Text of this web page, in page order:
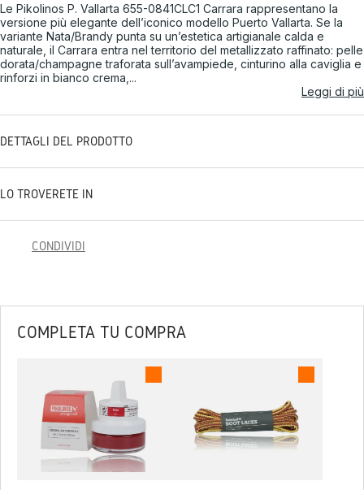
Le Pikolinos P. Vallarta 655-0841CLC1 Carrara rappresentano la
versione più elegante dell’iconico modello Puerto Vallarta. Se la
variante Nata/Brandy punta su un’estetica artigianale calda e
naturale, il Carrara entra nel territorio del metallizzato raffinato: pelle
dorata/champagne traforata sull’avampiede, cinturino alla caviglia e
rinforzi in bianco crema,...
Leggi di più
DETTAGLI DEL PRODOTTO
LO TROVERETE IN
CONDIVIDI
COMPLETA TU COMPRA